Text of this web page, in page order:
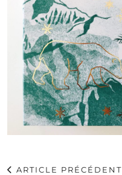
ARTICLE PRÉCÉDENT